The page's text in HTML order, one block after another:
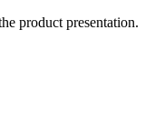
product presentation.